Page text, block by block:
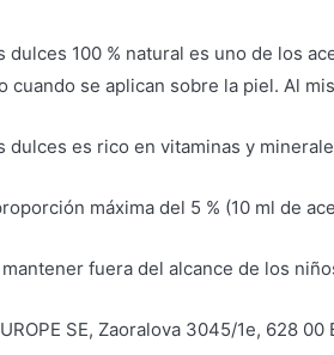
dulces 100 % natural es uno de los
cuando se aplican sobre la piel. Al
dulces es rico en vitaminas y
máxima del 5 % (10 ml de
fuera del alcance de los
SE, Zaoralova 3045/1e, 628 00